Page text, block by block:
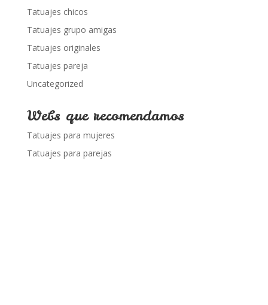
Tatuajes chicos
Tatuajes grupo amigas
Tatuajes originales
Tatuajes pareja
Uncategorized
Webs que recomendamos
Tatuajes para mujeres
Tatuajes para parejas